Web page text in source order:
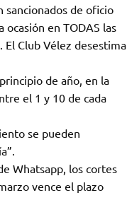
sancionados de oficio
en TODAS las
El Club Vélez desestima
de año, en la
el 1 y 10 de cada
se pueden
Whatsapp, los cortes
vence el plazo